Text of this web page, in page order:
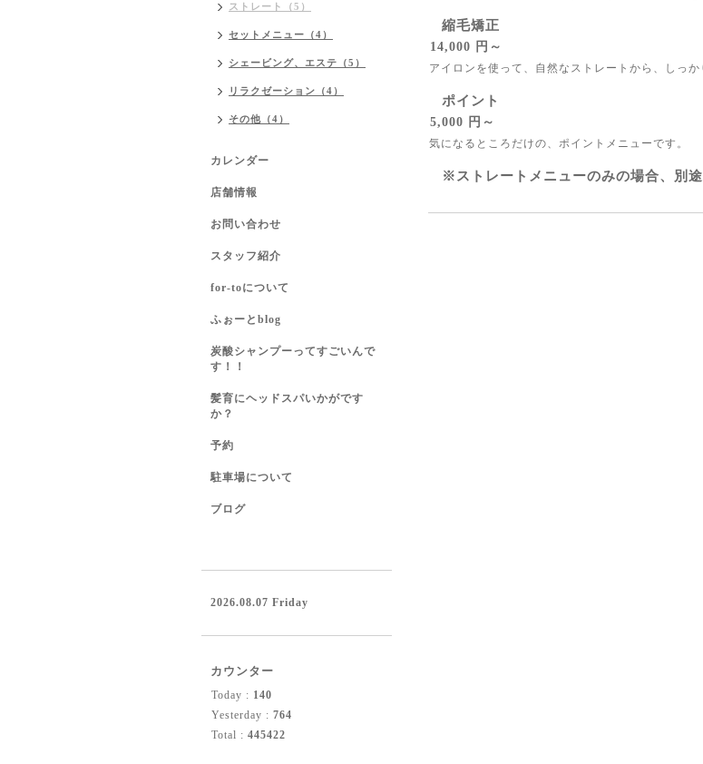
縮毛矯正
14,000 円～
アイロンを使って、自然なストレートから、しっ
ポイント
5,000 円～
気になるところだけの、ポイントメニューです。
※ストレートメニューのみの場合、別
ストレート（5）
セットメニュー（4）
シェービング、エステ（5）
リラクゼーション（4）
その他（4）
カレンダー
店舗情報
お問い合わせ
スタッフ紹介
for-toについて
ふぉーとblog
炭酸シャンプーってすごいんで
す！！
髪育にヘッドスパいかがです
か？
予約
駐車場について
ブログ
2026.08.07 Friday
カウンター
Today : 140
Yesterday : 764
Total : 445422